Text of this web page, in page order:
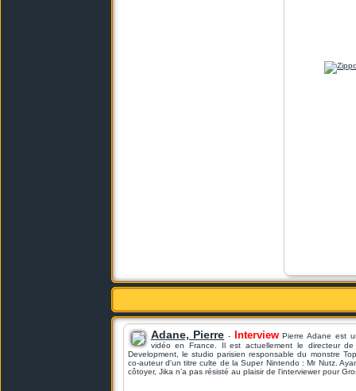
Adane, Pierre - InterviewPierre Adane est
vidéo en France. Il est actuellement le directeur
Development, le studio parisien responsable du monstre
co-auteur d'un titre culte de la Super Nintendo : Mr Nutz.
côtoyer, Jika n’a pas résisté au plaisir de l'interviewer pour